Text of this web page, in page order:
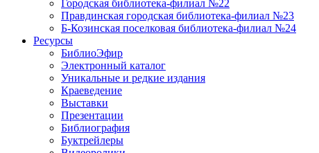
Городская библиотека-филиал №22
Правдинская городская библиотека-филиал №23
Б-Козинская поселковая библиотека-филиал №24
Ресурсы
БиблиоЭфир
Электронный каталог
Уникальные и редкие издания
Краеведение
Выставки
Презентации
Библиография
Буктрейлеры